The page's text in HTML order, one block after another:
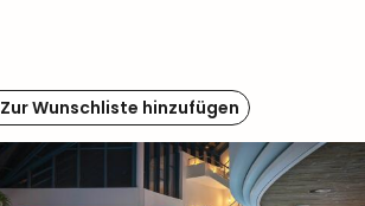
Zur Wunschliste hinzufügen